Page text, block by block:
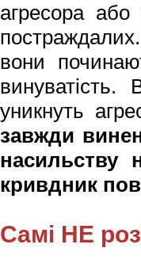
агресора
вони
уникнуть
завжди
кривдник
Самі НЕ